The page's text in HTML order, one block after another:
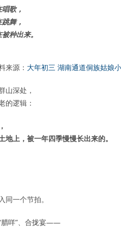
歌，
舞，
种出来。
来源： 大年初三 湖南通道侗族姑娘
山深处，
的逻辑：
地上，被一年四季慢慢长出来的。
同一个节拍。
腊咩”、合拢宴——